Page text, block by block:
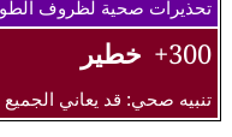
تحذيرات صحية لظروف
300+ خطير
تنبيه صحي: قد يعاني